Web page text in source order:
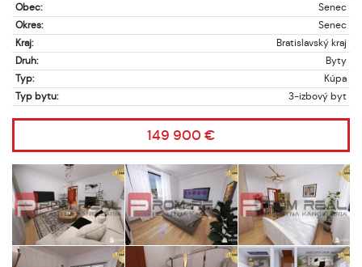
Obec:
Senec
Okres:
Senec
Kraj:
Bratislavský kraj
Druh:
Byty
Typ:
Kúpa
Typ bytu:
3-izbový byt
149 900 €